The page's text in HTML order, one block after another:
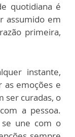
quotidiana é
assumido em
primeira,
instante,
as emoções e
ser curadas, o
a pessoa.
se une com o